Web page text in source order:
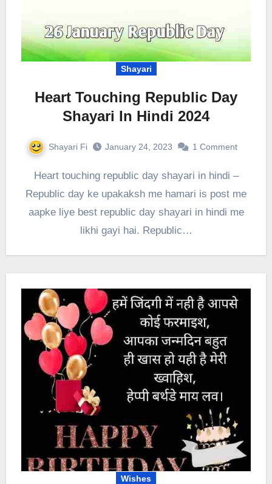
Shayari
Heart Touching Republic Day
Shayari In Hindi 2024
Shayari Fi January 24, 2023 1 Comment
Heart touching republic day shayari in hindi –
Republic day ke upakaksh me hamari is post me
aapke liye best republic day shayari in hindi me
likhi gayi hai. Republic…
Wishes